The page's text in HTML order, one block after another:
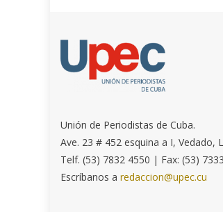
Unión de Periodistas de Cuba.
Ave. 23 # 452 esquina a I, Vedado,
Telf. (53) 7832 4550 | Fax: (53)
Escríbanos aredaccion@upec.cu